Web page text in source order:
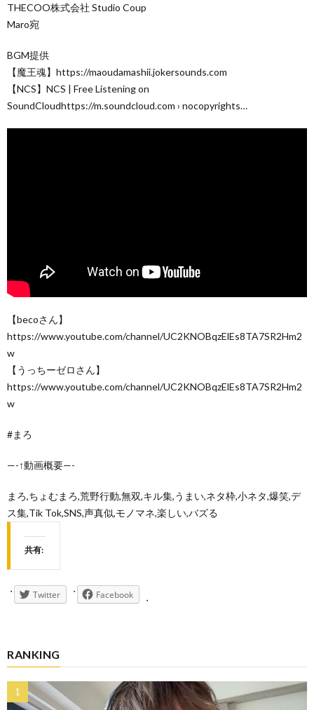
THECOO株式会社 Studio Coup
Maro宛
BGM提供
【魔王魂】https://maoudamashii.jokersounds.com
【NCS】NCS | Free Listening on
SoundCloudhttps://m.soundcloud.com › nocopyrights…
【becoさん】
https://www.youtube.com/channel/UC2KNOBqzElEs8TA7SR2Hm2
w
【うっちーゼロさん】
https://www.youtube.com/channel/UC2KNOBqzElEs8TA7SR2Hm2
w
#まろ
—-↑動画概要—-
まろ,ちょむまろ,荒野行動,無双,キル集,うまい,ネタ枠,小ネタ,爆笑,デ
ス集,Tik Tok,SNS,声真似,モノマネ,楽しい,バズる
共有:
Twitter Facebook
RANKING